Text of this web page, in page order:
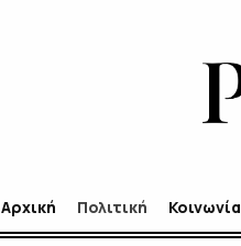
Αρχική Πολιτική Κοινωνία